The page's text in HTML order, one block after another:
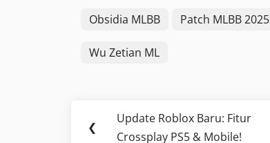
Obsidia MLBB Patch MLBB 2025
Wu Zetian ML
❮
Previous
Update Roblox Baru: Fitur
Crossplay PS5 & Mobile!